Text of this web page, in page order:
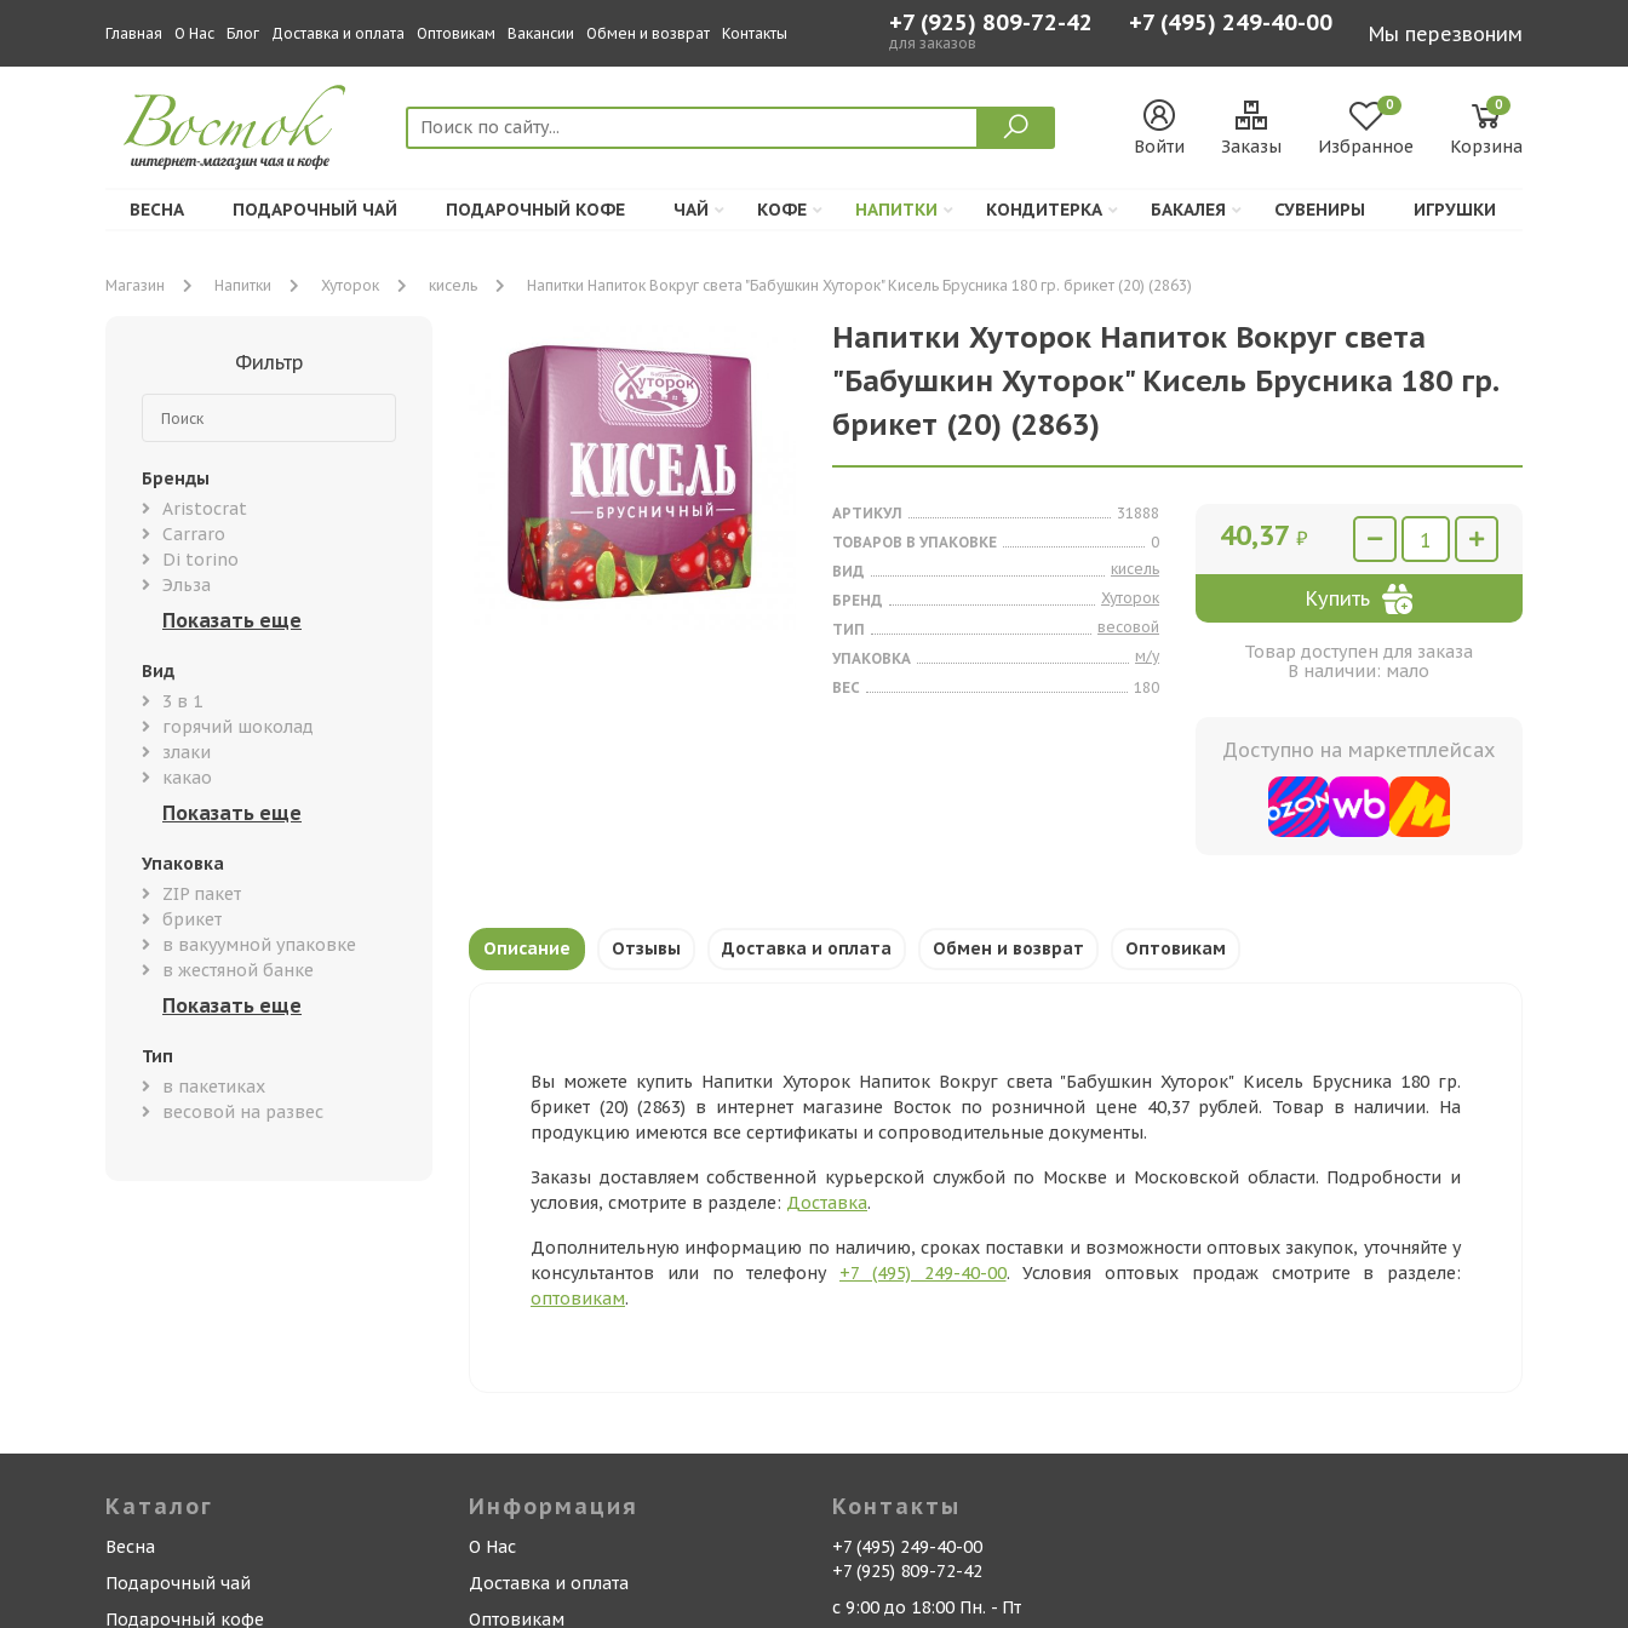
Главная О Нас Блог Доставка и оплата Оптовикам Вакансии Обмен и возврат Контакты +7 (925) 809-72-42
для заказов
+7 (495) 249-40-00 Мы перезвоним
Войти Заказы
0
Избранное
0
Корзина
ВЕСНА ПОДАРОЧНЫЙ ЧАЙ ПОДАРОЧНЫЙ КОФЕ ЧАЙ КОФЕ НАПИТКИ КОНДИТЕРКА БАКАЛЕЯ СУВЕНИРЫ ИГРУШКИ
Магазин Напитки Хуторок кисель Напитки Напиток Вокруг света "Бабушкин Хуторок" Кисель Брусника 180 гр. брикет (20) (2863)
Фильтр
Бренды
Aristocrat
Carraro
Di torino
Эльза
Вид
3 в 1
горячий шоколад
злаки
какао
Упаковка
ZIP пакет
брикет
в вакуумной упаковке
в жестяной банке
Тип
в пакетиках
весовой на развес
Напитки Хуторок Напиток Вокруг света
"Бабушкин Хуторок" Кисель Брусника 180 гр.
брикет (20) (2863)
АРТИКУЛ
31888
ТОВАРОВ В УПАКОВКЕ
0
ВИД
кисель
БРЕНД
Хуторок
ТИП
весовой
УПАКОВКА
м/у
ВЕС
180
40,37 ₽
Купить
Товар доступен для заказа
В наличии: мало
Доступно на маркетплейсах
Описание Отзывы Доставка и оплата Обмен и возврат Оптовикам
Вы можете купить Напитки Хуторок Напиток Вокруг света "Бабушкин Хуторок" Кисель Брусника 180 гр.
брикет (20) (2863) в интернет магазине Восток по розничной цене 40,37 рублей. Товар в наличии. На
продукцию имеются все сертификаты и сопроводительные документы.
Заказы доставляем собственной курьерской службой по Москве и Московской области. Подробности и
условия, смотрите в разделе: Доставка.
Дополнительную информацию по наличию, сроках поставки и возможности оптовых закупок, уточняйте у
консультантов или по телефону +7 (495) 249-40-00. Условия оптовых продаж смотрите в разделе:
оптовикам.
Каталог
Весна
Подарочный чай
Подарочный кофе
Информация
О Нас
Доставка и оплата
Оптовикам
Контакты
+7 (495) 249-40-00
+7 (925) 809-72-42
с 9:00 до 18:00 Пн. - Пт